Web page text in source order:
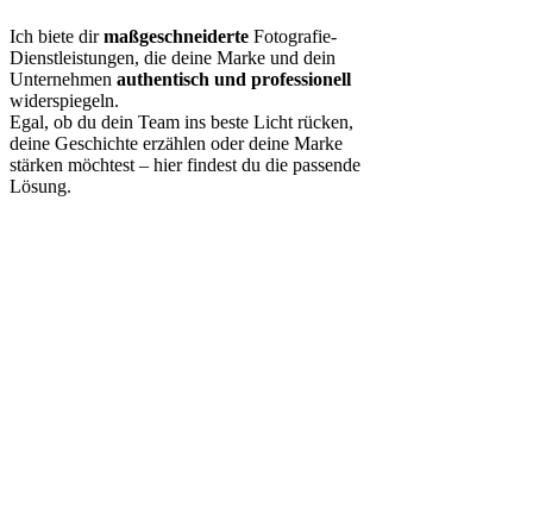
Ich biete dirmaßgeschneiderte Fotografie-
Dienstleistungen, die deine Marke und dein
Unternehmen authentisch und professionell
widerspiegeln.
Egal, ob du dein Team ins beste Licht rücken,
deine Geschichte erzählen oder deine Marke
stärken möchtest – hier findest du die passende
Lösung.